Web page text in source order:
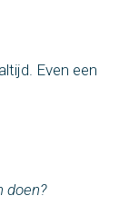
Even een
doen?